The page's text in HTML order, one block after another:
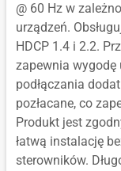
@ 60 Hz w
urządzeń.
HDCP 1.4 i 2.2.
zapewnia wygodę
podłączania
pozłacane, co
Produkt jest
łatwą instalację
sterowników.